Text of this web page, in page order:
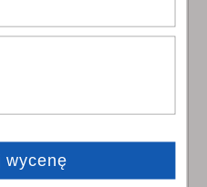
precyzyjna)
fabryczna)
+/-0,1 mm
(gatunek
wymiary mogą
wiązki i
pogorszenia